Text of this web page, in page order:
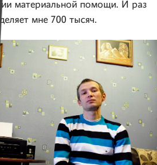
материальной помощи. И раз
мне 700 тысяч.